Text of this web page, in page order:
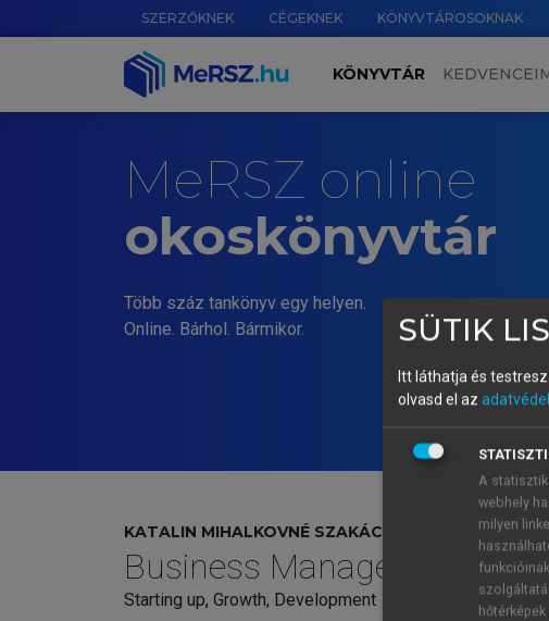
SZERZŐKNEK CÉGEKNEK KÖNYVTÁROSOKNAK
KÖNYVTÁR
MeRSZ online
okoskönyvtár
Több száz tankönyv egy helyen.
Online. Bárhol. Bármikor.
KATALIN MIHALKOVNÉ SZAKÁCS (ED.)
Business Management
Starting up, Growth, Development
SÜTIK
Itt láthatja és
olvasd el az
A
webhely
milyen